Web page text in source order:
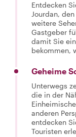
Entdecken
Jourdan,
weitere
Gastgeber
damit Sie
bekommen,
Geheime
Unterwegs
die in der
anderen
entdecken
Touristen